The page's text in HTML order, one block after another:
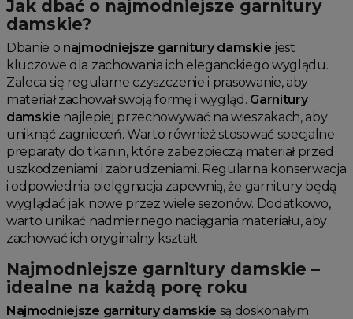
Jak dbać o najmodniejsze garnitury
damskie?
Dbanie o najmodniejsze garnitury damskie jest
kluczowe dla zachowania ich eleganckiego wyglądu.
Zaleca się regularne czyszczenie i prasowanie, aby
materiał zachował swoją formę i wygląd. Garnitury
damskie najlepiej przechowywać na wieszakach, aby
uniknąć zagnieceń. Warto również stosować specjalne
preparaty do tkanin, które zabezpieczą materiał przed
uszkodzeniami i zabrudzeniami. Regularna konserwacja
i odpowiednia pielęgnacja zapewnią, że garnitury będą
wyglądać jak nowe przez wiele sezonów. Dodatkowo,
warto unikać nadmiernego naciągania materiału, aby
zachować ich oryginalny kształt.
Najmodniejsze garnitury damskie –
idealne na każdą porę roku
Najmodniejsze garnitury damskie są doskonałym